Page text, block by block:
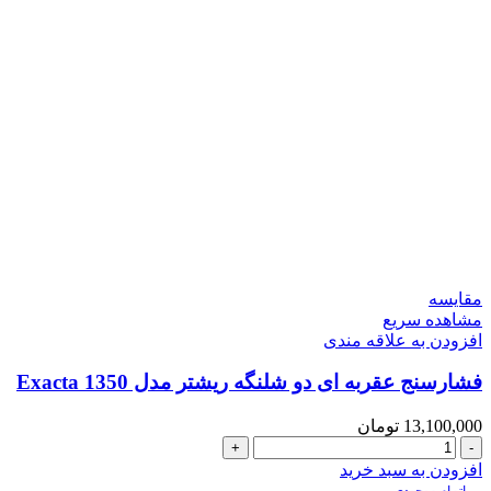
مقایسه
مشاهده سریع
افزودن به علاقه مندی
فشارسنج عقربه ای دو شلنگه ریشتر مدل Exacta 1350
13,100,000 تومان
فشارسنج
عقربه
افزودن به سبد خرید